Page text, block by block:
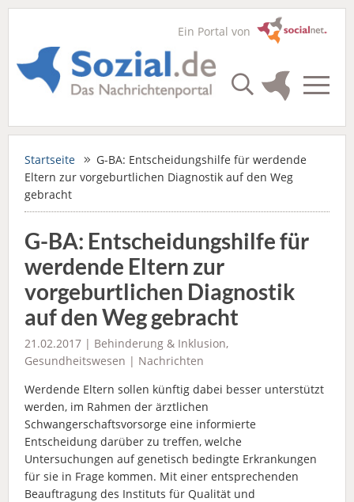
Ein Portal von
Startseite
G-BA: Entscheidungshilfe für werdende
Eltern zur vorgeburtlichen Diagnostik auf den Weg
gebracht
G-BA: Entscheidungshilfe für
werdende Eltern zur
vorgeburtlichen Diagnostik
auf den Weg gebracht
21.02.2017 | Behinderung & Inklusion,
Gesundheitswesen | Nachrichten
Werdende Eltern sollen künftig dabei besser unterstützt
werden, im Rahmen der ärztlichen
Schwangerschaftsvorsorge eine informierte
Entscheidung darüber zu treffen, welche
Untersuchungen auf genetisch bedingte Erkrankungen
für sie in Frage kommen. Mit einer entsprechenden
Beauftragung des Instituts für Qualität und